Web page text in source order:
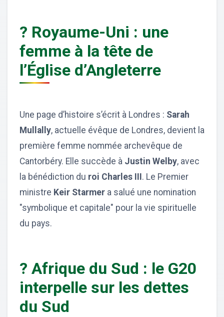
? Royaume-Uni : une
femme à la tête de
l’Église d’Angleterre
Une page d’histoire s’écrit à Londres : Sarah
Mullally, actuelle évêque de Londres, devient la
première femme nommée archevêque de
Cantorbéry. Elle succède à Justin Welby, avec
la bénédiction du roi Charles III . Le Premier
ministre Keir Starmer a salué une nomination
"symbolique et capitale" pour la vie spirituelle
du pays.
? Afrique du Sud : le G20
interpelle sur les dettes
du Sud